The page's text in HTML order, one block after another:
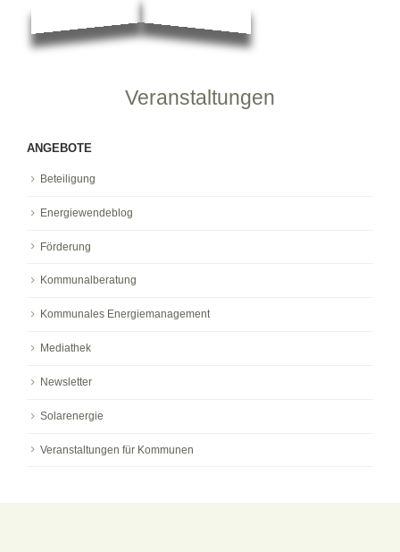
Veranstaltungen
ANGEBOTE
Beteiligung
Energiewendeblog
Förderung
Kommunalberatung
Kommunales Energiemanagement
Mediathek
Newsletter
Solarenergie
Veranstaltungen für Kommunen